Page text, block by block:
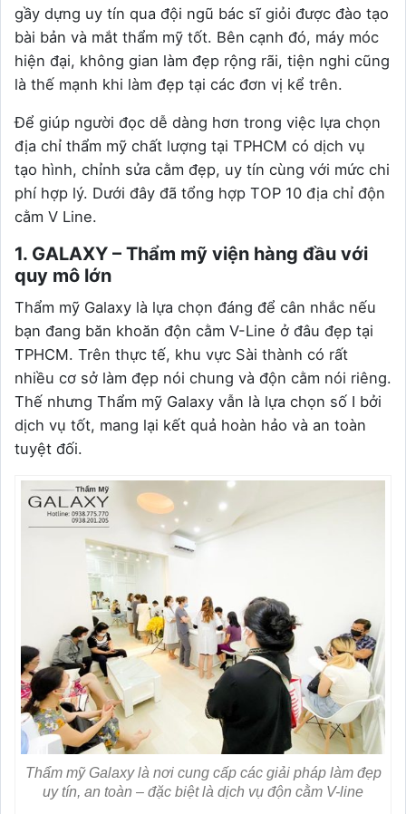
gầy dựng uy tín qua đội ngũ bác sĩ giỏi được đào tạo
bài bản và mắt thẩm mỹ tốt. Bên cạnh đó, máy móc
hiện đại, không gian làm đẹp rộng rãi, tiện nghi cũng
là thế mạnh khi làm đẹp tại các đơn vị kể trên.
Để giúp người đọc dễ dàng hơn trong việc lựa chọn
địa chỉ thẩm mỹ chất lượng tại TPHCM có dịch vụ
tạo hình, chỉnh sửa cằm đẹp, uy tín cùng với mức chi
phí hợp lý. Dưới đây đã tổng hợp TOP 10 địa chỉ độn
cằm V Line.
1. GALAXY – Thẩm mỹ viện hàng đầu với
quy mô lớn
Thẩm mỹ Galaxy là lựa chọn đáng để cân nhắc nếu
bạn đang băn khoăn độn cằm V-Line ở đâu đẹp tại
TPHCM. Trên thực tế, khu vực Sài thành có rất
nhiều cơ sở làm đẹp nói chung và độn cằm nói riêng.
Thế nhưng Thẩm mỹ Galaxy vẫn là lựa chọn số I bởi
dịch vụ tốt, mang lại kết quả hoàn hảo và an toàn
tuyệt đối.
Thẩm mỹ Galaxy là nơi cung cấp các giải pháp làm đẹp
uy tín, an toàn – đặc biệt là dịch vụ độn cằm V-line